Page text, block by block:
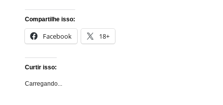
Compartilhe isso:
Facebook 18+
Curtir isso:
Carregando...